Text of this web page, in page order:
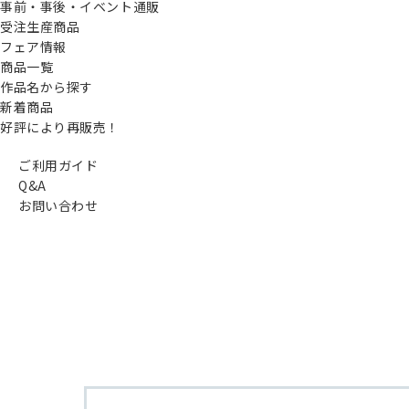
事前・事後・イベント通販
受注生産商品
フェア情報
商品一覧
作品名から探す
新着商品
好評により再販売！
ご利用ガイド
Q&A
お問い合わせ